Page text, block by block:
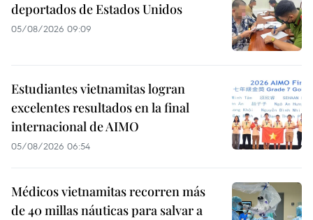
deportados de Estados Unidos
05/08/2026 09:09
Estudiantes vietnamitas logran
excelentes resultados en la final
internacional de AIMO
05/08/2026 06:54
Médicos vietnamitas recorren más
de 40 millas náuticas para salvar a